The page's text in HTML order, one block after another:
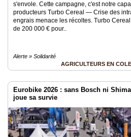
s'envole. Cette campagne, c'est notre
producteurs Turbo Cereal — Crise des
engrais menace les récoltes. Turbo
de 200 000 € pour..
Alerte » Solidarité
AGRICULTEURS EN
Eurobike 2026 : sans Bosch ni
joue sa survie